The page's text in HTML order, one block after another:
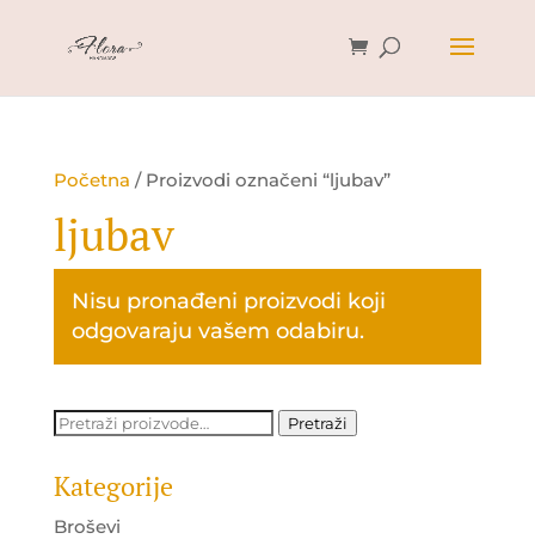
Početna / Proizvodi označeni “ljubav”
ljubav
Nisu pronađeni proizvodi koji
odgovaraju vašem odabiru.
Pretraži: Pretraži
Kategorije
Broševi